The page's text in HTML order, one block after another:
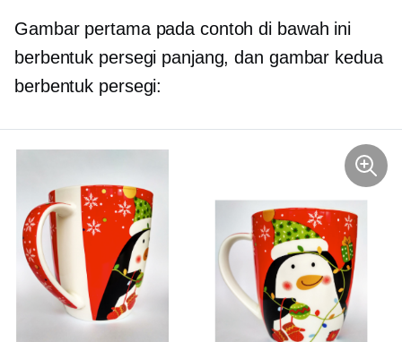
Gambar pertama pada contoh di bawah ini
berbentuk persegi panjang, dan gambar kedua
berbentuk persegi: